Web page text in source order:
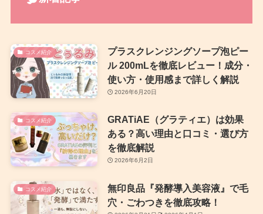
コスメ紹介
プラスクレンジングソープ泡ピー
ル 200mLを徹底レビュー！成分・
使い方・使用感まで詳しく解説
2026年6月20日
コスメ紹介
GRATiAE（グラティエ）は効果
ある？高い理由と口コミ・選び方
を徹底解説
2026年6月2日
コスメ紹介
無印良品『発酵導入美容液』で毛
穴・ごわつきを徹底攻略！